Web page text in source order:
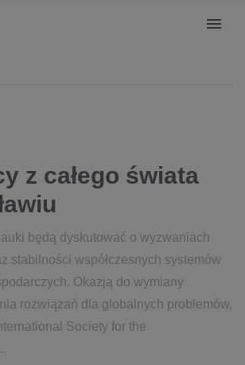
z całego świata
będą dyskutować o wyzwaniach
stabilności współczesnych systemów
Okazją do wymiany
rozwiązań dla globalnych problemów,
Society for the